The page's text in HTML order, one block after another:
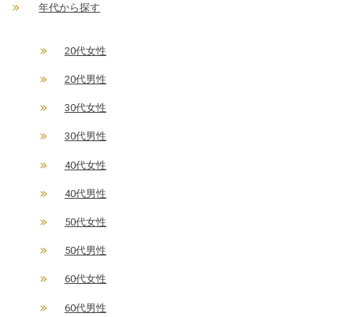
年代から探す
20代女性
20代男性
30代女性
30代男性
40代女性
40代男性
50代女性
50代男性
60代女性
60代男性